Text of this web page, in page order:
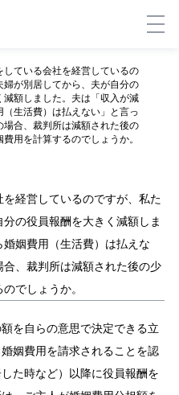
している会社を経営しているの
婦が別居してから、夫が自分の
減額しました。夫は「収入が減
（生活費）は払えない」と言っ
場合、裁判所は減額された後の
用を計算するのでしょうか。
経営しているのですが、私た
の役員報酬を大きく減額しま
姻費用（生活費）は払えな
、裁判所は減額された後の少
でしょうか。
を自らの意思で決定できる立
姻費用を請求されることを認
た時など）以降に役員報酬を